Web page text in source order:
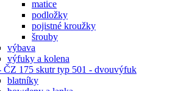
matice
podložky
pojistné kroužky
šrouby
výbava
výfuky a kolena
ČZ 175 skutr typ 501 - dvouvýfuk
blatníky